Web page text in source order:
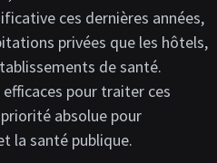
ces dernières années,
privées que les hôtels,
de santé.
pour traiter ces
absolue pour
la santé publique.